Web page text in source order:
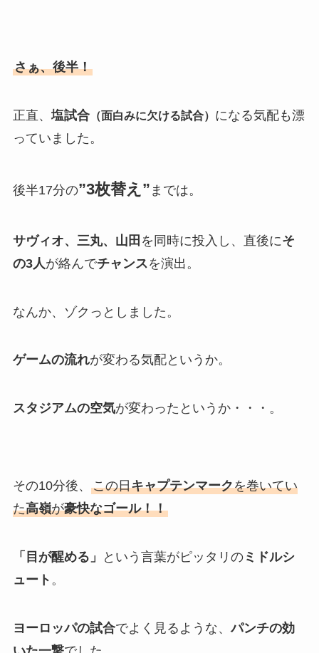
さぁ、後半！
正直、 塩試合（面白みに欠ける試合） になる気配も漂
っていました。
後半17分の”3枚替え” までは。
サヴィオ、三丸、山田 を同時に投入し、直後にそ
の3人 が絡んでチャンスを演出。
なんか、ゾクっとしました。
ゲームの流れが変わる気配というか。
スタジアムの空気が変わったというか・・・。
その10分後、 この日キャプテンマークを巻いてい
た高嶺が豪快なゴール！！
「目が醒める」 という言葉がピッタリのミドルシ
ュート 。
ヨーロッパの試合でよく見るような、パンチの効